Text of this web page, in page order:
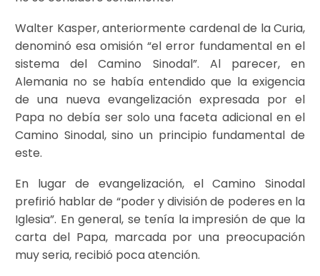
Walter Kasper, anteriormente cardenal de la Curia,
denominó esa omisión “el error fundamental en el
sistema del Camino Sinodal”. Al parecer, en
Alemania no se había entendido que la exigencia
de una nueva evangelización expresada por el
Papa no debía ser solo una faceta adicional en el
Camino Sinodal, sino un principio fundamental de
este.
En lugar de evangelización, el Camino Sinodal
prefirió hablar de “poder y división de poderes en la
Iglesia”. En general, se tenía la impresión de que la
carta del Papa, marcada por una preocupación
muy seria, recibió poca atención.